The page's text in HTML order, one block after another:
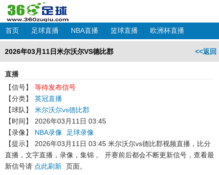
首页 | 足球直播 | NBA直播 | 篮球直播 | 欧洲杯直播
<<返回
2026年03月11日米尔沃尔VS德比郡
直播
【信号】
等待发布信号
【分类】
英冠直播
【球队】
米尔沃尔vs德比郡
【时间】
2026年03月11日 03:45
【录像】
NBA录像
足球录像
【提示】
2026年03月11日 03:45 米尔沃尔vs德比郡视频直播，比分
直播，文字直播，录像，集锦 。 开赛前后都会不断更新信号，查看最
新信号请 点此刷新 页面。